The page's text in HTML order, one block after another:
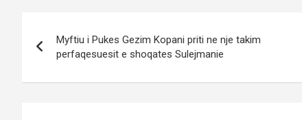
navigation
Myftiu i Pukes Gezim Kopani priti ne nje takim
perfaqesuesit e shoqates Sulejmanie